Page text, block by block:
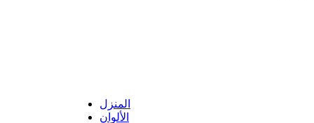
المنزل
الألوان